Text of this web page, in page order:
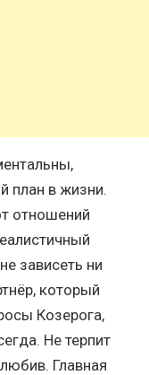
план в жизни.
отношений
зависеть ни
который
Козерога,
Не терпит
Главная